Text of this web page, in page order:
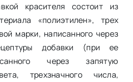
красителя состоит из
«полиэтилен», трех
марки, написанного через
добавки (при ее
через запятую
трехзначного числа,